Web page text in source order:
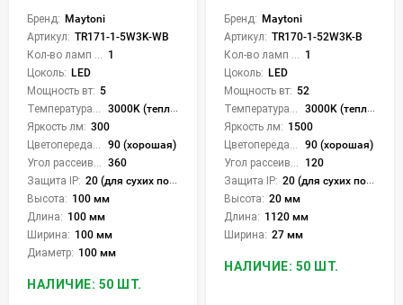
Бренд: Maytoni
Артикул: TR171-1-5W3K-WB
1
Цоколь: LED
Мощность вт: 5
3000K (теплый)
Яркость лм: 300
90 (хорошая)
360
Защита IP: 20 (для сухих пом.)
Высота: 100 мм
Длина: 100 мм
Ширина: 100 мм
Диаметр: 100 мм
НАЛИЧИЕ: 50 ШТ.
Бренд: Maytoni
Артикул: TR170-1-52W3K-B
1
Цоколь: LED
Мощность вт: 52
3000K (теплый)
Яркость лм: 1500
90 (хорошая)
120
Защита IP: 20 (для сухих пом.)
Высота: 20 мм
Длина: 1120 мм
Ширина: 27 мм
НАЛИЧИЕ: 50 ШТ.